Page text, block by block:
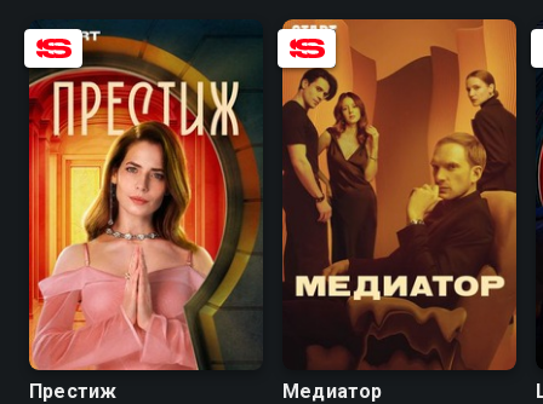
7.5 7.5
Престиж
6.8
Медиатор